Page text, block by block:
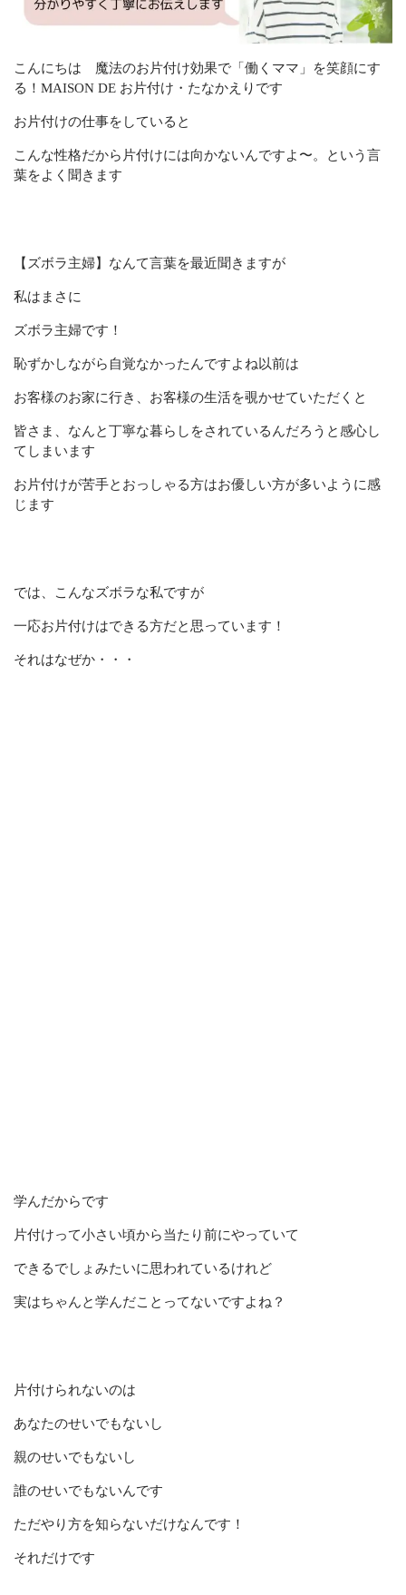
こんにちは 魔法のお片付け効果で「働くママ」を笑顔にす
る！MAISON DE お片付け・たなかえりです
お片付けの仕事をしていると
こんな性格だから片付けには向かないんですよ〜。という言
葉をよく聞きます
【ズボラ主婦】なんて言葉を最近聞きますが
私はまさに
ズボラ主婦です ！
恥ずかしながら自覚なかったんですよね以前は
お客様のお家に行き、お客様の生活を覗かせていただくと
皆さま、なんと丁寧な暮らしをされているんだろうと感心し
てしまいます
お片付けが苦手とおっしゃる方はお優しい方が多いように感
じます
では、こんなズボラな私ですが
一応お片付けはできる方だと思っています！
それはなぜか・・・
学んだからです
片付けって小さい頃から当たり前にやっていて
できるでしょみたいに思われているけれど
実はちゃんと学んだことってないですよね？
片付けられないのは
あなたのせいでもないし
親のせいでもないし
誰のせいでもないんです
ただやり方を知らないだけなんです！
それだけです